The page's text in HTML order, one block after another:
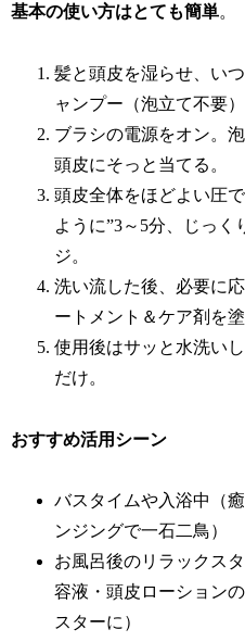
基本の使い方はとても簡単。
髪と頭皮を湿らせ、い
ャンプー（泡立て不要）
ブラシの電源をオン。
頭皮にそっと当てる。
頭皮全体をほどよい圧で
ように”3～5分、じっく
ジ。
洗い流した後、必要に
ートメント＆ケア剤を塗
使用後はサッと水洗い
だけ。
おすすめ活用シーン
バスタイムや入浴中（
ンジングで一石二鳥）
お風呂後のリラックス
容液・頭皮ローション
スターに）